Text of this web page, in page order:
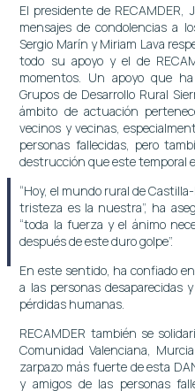
El presidente de RECAMDER,
mensajes de condolencias a
Sergio Marín y Miriam Lava
todo su apoyo y el de
momentos. Un apoyo que
Grupos de Desarrollo Rural
ámbito de actuación
vecinos y vecinas,
personas fallecidas, pero
destrucción que este temporal
“Hoy, el mundo rural de
tristeza es la nuestra”, ha
“toda la fuerza y el ánimo
después de este duro golpe”.
En este sentido, ha confiado
a las personas desaparecidas
pérdidas humanas.
RECAMDER también se
Comunidad Valenciana,
zarpazo más fuerte de esta
y amigos de las personas